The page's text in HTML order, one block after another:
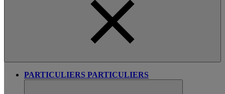
PARTICULIERS PARTICULIERS